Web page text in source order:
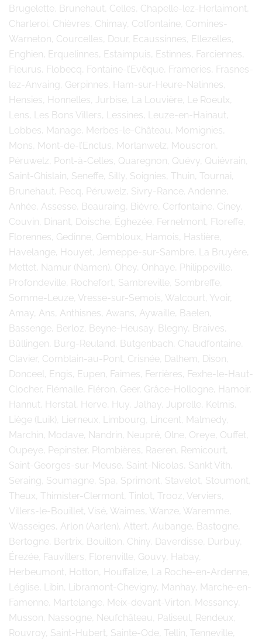
Brugelette, Brunehaut, Celles, Chapelle-lez-Herlaimont,
Charleroi, Chièvres, Chimay, Colfontaine, Comines-
Warneton, Courcelles, Dour, Ecaussinnes, Ellezelles,
Enghien, Erquelinnes, Estaimpuis, Estinnes, Farciennes,
Fleurus, Flobecq, Fontaine-l’Evêque, Frameries, Frasnes-
lez-Anvaing, Gerpinnes, Ham-sur-Heure-Nalinnes,
Hensies, Honnelles, Jurbise, La Louvière, Le Roeulx,
Lens, Les Bons Villers, Lessines, Leuze-en-Hainaut,
Lobbes, Manage, Merbes-le-Château, Momignies,
Mons, Mont-de-l’Enclus, Morlanwelz, Mouscron,
Péruwelz, Pont-à-Celles, Quaregnon, Quévy, Quiévrain,
Saint-Ghislain, Seneffe, Silly, Soignies, Thuin, Tournai,
Brunehaut, Pecq, Péruwelz, Sivry-Rance. Andenne,
Anhée, Assesse, Beauraing, Bièvre, Cerfontaine, Ciney,
Couvin, Dinant, Doische, Éghezée, Fernelmont, Floreffe,
Florennes, Gedinne, Gembloux, Hamois, Hastière,
Havelange, Houyet, Jemeppe-sur-Sambre, La Bruyère,
Mettet, Namur (Namen), Ohey, Onhaye, Philippeville,
Profondeville, Rochefort, Sambreville, Sombreffe,
Somme-Leuze, Vresse-sur-Semois, Walcourt, Yvoir,
Amay, Ans, Anthisnes, Awans, Aywaille, Baelen,
Bassenge, Berloz, Beyne-Heusay, Blegny, Braives,
Büllingen, Burg-Reuland, Butgenbach, Chaudfontaine,
Clavier, Comblain-au-Pont, Crisnée, Dalhem, Dison,
Donceel, Engis, Eupen, Faimes, Ferrières, Fexhe-le-Haut-
Clocher, Flémalle, Fléron, Geer, Grâce-Hollogne, Hamoir,
Hannut, Herstal, Herve, Huy, Jalhay, Juprelle, Kelmis,
Liège (Luik), Lierneux, Limbourg, Lincent, Malmedy,
Marchin, Modave, Nandrin, Neupré, Olne, Oreye, Ouffet,
Oupeye, Pepinster, Plombières, Raeren, Remicourt,
Saint-Georges-sur-Meuse, Saint-Nicolas, Sankt Vith,
Seraing, Soumagne, Spa, Sprimont, Stavelot, Stoumont,
Theux, Thimister-Clermont, Tinlot, Trooz, Verviers,
Villers-le-Bouillet, Visé, Waimes, Wanze, Waremme,
Wasseiges, Arlon (Aarlen), Attert, Aubange, Bastogne,
Bertogne, Bertrix, Bouillon, Chiny, Daverdisse, Durbuy,
Érezée, Fauvillers, Florenville, Gouvy, Habay,
Herbeumont, Hotton, Houffalize, La Roche-en-Ardenne,
Léglise, Libin, Libramont-Chevigny, Manhay, Marche-en-
Famenne, Martelange, Meix-devant-Virton, Messancy,
Musson, Nassogne, Neufchâteau, Paliseul, Rendeux,
Rouvroy, Saint-Hubert, Sainte-Ode, Tellin, Tenneville,